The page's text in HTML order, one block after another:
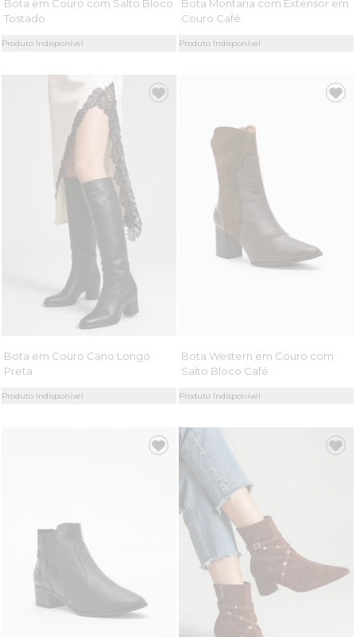
Bota em Couro com Salto Bloco
Tostado
Produto Indisponível
Bota Montaria com Extensor em
Couro Café
Produto Indisponível
Bota em Couro Cano Longo
Preta
Produto Indisponível
Bota Western em Couro com
Salto Bloco Café
Produto Indisponível